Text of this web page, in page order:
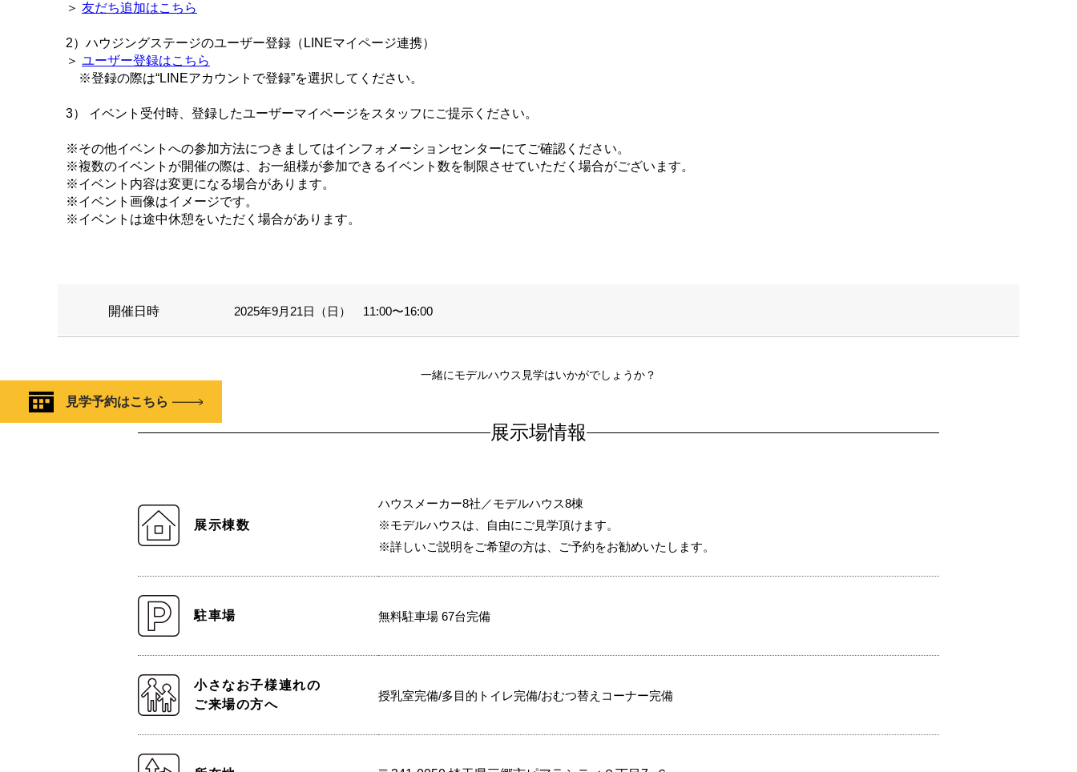
＞ 友だち追加はこちら
2）ハウジングステージのユーザー登録（LINEマイページ連携）
＞ ユーザー登録はこちら
※登録の際は“LINEアカウントで登録”を選択してください。
3） イベント受付時、登録したユーザーマイページをスタッフにご提示ください。
※その他イベントへの参加方法につきましてはインフォメーションセンターにてご確認ください。
※複数のイベントが開催の際は、お一組様が参加できるイベント数を制限させていただく場合がございます。
※イベント内容は変更になる場合があります。
※イベント画像はイメージです。
※イベントは途中休憩をいただく場合があります。
開催日時 2025年9月21日（日） 11:00〜16:00
一緒にモデルハウス見学はいかがでしょうか？
見学予約はこちら
展示場情報
展示棟数
ハウスメーカー8社／モデルハウス8棟
※モデルハウスは、自由にご見学頂けます。
※詳しいご説明をご希望の方は、ご予約をお勧めいたします。
駐車場 無料駐車場 67台完備
小さなお子様連れの
ご来場の方へ
授乳室完備/多目的トイレ完備/おむつ替えコーナー完備